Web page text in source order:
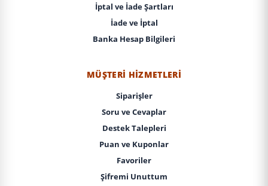
İptal ve İade Şartları
İade ve İptal
Banka Hesap Bilgileri
MÜŞTERI HIZMETLERI
Siparişler
Soru ve Cevaplar
Destek Talepleri
Puan ve Kuponlar
Favoriler
Şifremi Unuttum